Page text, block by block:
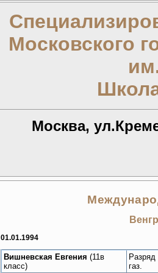
Московского
Москва,
01.01.1994
Вишневская Евгения (11в
класс)
Разряд
газ.